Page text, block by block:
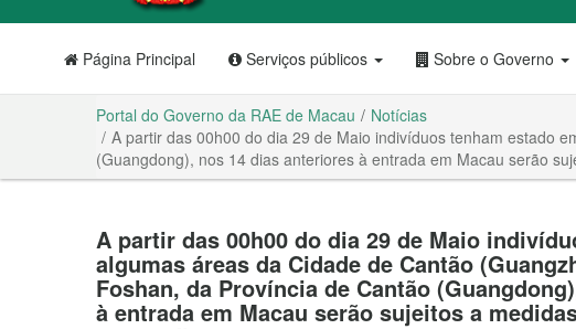
Página Principal Serviços públicos Sobre o Governo
Portal do Governo da RAE de Macau
Notícias
A partir das 00h00 do dia 29 de Maio indivíduos tenham estado
(Guangdong), nos 14 dias anteriores à entrada em Macau serão
A partir das 00h00 do dia 29 de Maio
algumas áreas da Cidade de Cantão
Foshan, da Província de Cantão
à entrada em Macau serão sujeitos a